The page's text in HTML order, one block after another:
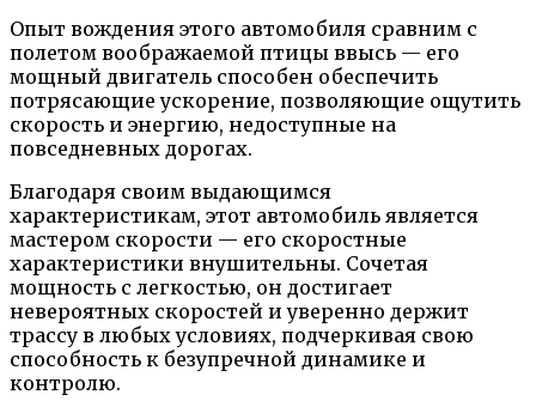
Опыт вождения этого автомобиля сравним с
полетом воображаемой птицы ввысь — его
мощный двигатель способен обеспечить
потрясающие ускорение, позволяющие ощутить
скорость и энергию, недоступные на
повседневных дорогах.
Благодаря своим выдающимся
характеристикам, этот автомобиль является
мастером скорости — его скоростные
характеристики внушительны. Сочетая
мощность с легкостью, он достигает
невероятных скоростей и уверенно держит
трассу в любых условиях, подчеркивая свою
способность к безупречной динамике и
контролю.